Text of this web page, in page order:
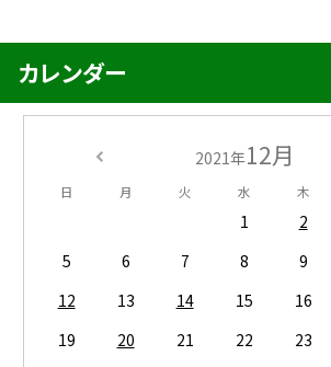
カレンダー
2021年12月
日 月 火 水 木
1 2
5
6 7 8 9
12
13 14 15 16
19
20 21 22 23